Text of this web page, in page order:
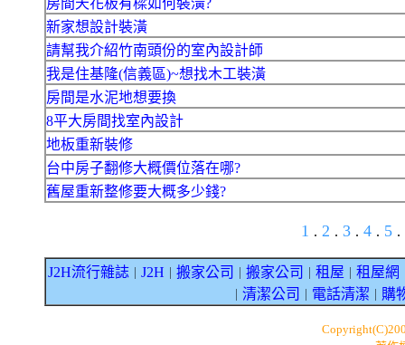
房間天花板有樑如何裝潢?
新家想設計裝潢
請幫我介紹竹南頭份的室內設計師
我是住基隆(信義區)~想找木工裝潢
房間是水泥地想要換
8平大房間找室內設計
地板重新裝修
台中房子翻修大概價位落在哪?
舊屋重新整修要大概多少錢?
1 . 2 . 3 . 4 . 5 .
J2H流行雜誌 J2H 搬家公司 搬家公司 租屋 租屋網
清潔公司 電話清潔 購